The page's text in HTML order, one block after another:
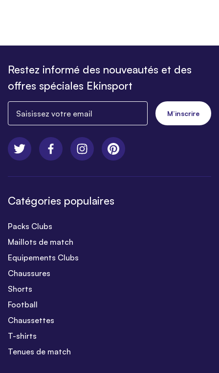
Restez informé des nouveautés et des
offres spéciales Ekinsport
M’inscrire
Catégories populaires
Packs Clubs
Maillots de match
Equipements Clubs
Chaussures
Shorts
Football
Chaussettes
T-shirts
Tenues de match